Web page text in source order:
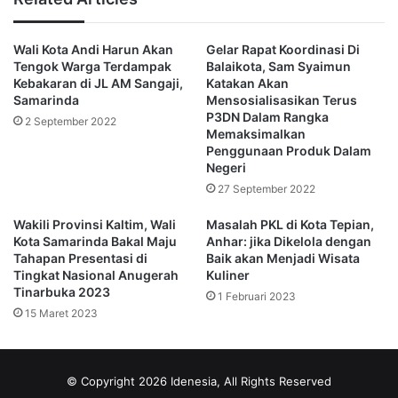
imbuhnya.
Ia pun menegaskan agar kebijakan ini dapat membantu
pemkot dan tidak berimbas kepada mayarakat yang tidak
salah.
“Jadi jangan sampai gaji mereka tertahan sebagai akibat
dari kesalahan yang tidak mereka lakukan,” terangnya.
menghimbau dua hal, yakni kepada semua pemilik sewaan
atau kos agar melunasi pembayaran PBB agar tidak
menyusahkan penyewanya.
Lalu Diknas menyiapkan langkah-langkah opsional kepada
Wali Kota Andi Harun Akan
Tengok Warga Terdampak
Kebakaran di JL AM Sangaji,
Samarinda
2 September 2022
Gelar Rapat Koordinasi Di
Balaikota, Sam Syaimun
Katakan Akan
Mensosialisasikan Terus
P3DN Dalam Rangka
Memaksimalkan
Penggunaan Produk Dalam
Negeri
27 September 2022
Wakili Provinsi Kaltim, Wali
Kota Samarinda Bakal Maju
Tahapan Presentasi di
Tingkat Nasional Anugerah
Tinarbuka 2023
15 Maret 2023
Masalah PKL di Kota Tepian,
Anhar: jika Dikelola dengan
Baik akan Menjadi Wisata
Kuliner
1 Februari 2023
© Copyright 2026 Idenesia, All Rights Reserved